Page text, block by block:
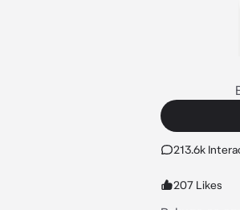
213.6k
207 Likes